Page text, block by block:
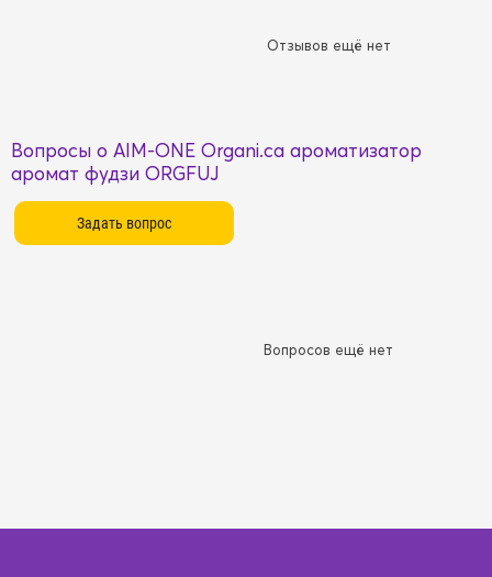
Отзывов ещё нет
Вопросы о AIM-ONE Organi.ca ароматизатор
аромат фудзи ORGFUJ
Вопросов ещё нет